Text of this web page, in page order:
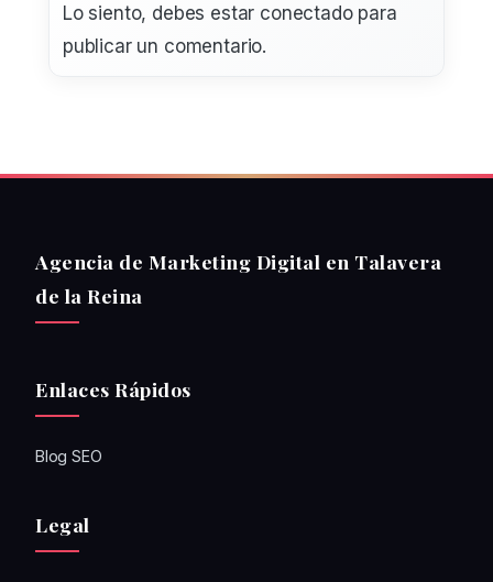
Lo siento, debes estar conectadopara
publicar un comentario.
Agencia de Marketing Digital en Talavera
de la Reina
Enlaces Rápidos
Blog SEO
Legal